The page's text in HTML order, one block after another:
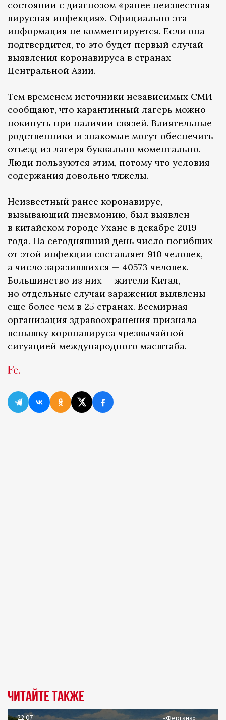
состоянии с диагнозом «ранее неизвестная
вирусная инфекция». Официально эта
информация не комментируется. Если она
подтвердится, то это будет первый случай
выявления коронавируса в странах
Центральной Азии.
Тем временем источники независимых СМИ
сообщают, что карантинный лагерь можно
покинуть при наличии связей. Влиятельные
родственники и знакомые могут обеспечить
отъезд из лагеря буквально моментально.
Люди пользуются этим, потому что условия
содержания довольно тяжелы.
Неизвестный ранее коронавирус,
вызывающий пневмонию, был выявлен
в китайском городе Ухане в декабре 2019
года. На сегодняшний день число погибших
от этой инфекции составляет 910 человек,
а число заразившихся — 40573 человек.
Большинство из них — жители Китая,
но отдельные случаи заражения выявлены
еще более чем в 25 странах. Всемирная
организация здравоохранения признала
вспышку коронавируса чрезвычайной
ситуацией международного масштаба.
Читайте также
22.07 «Фергана»